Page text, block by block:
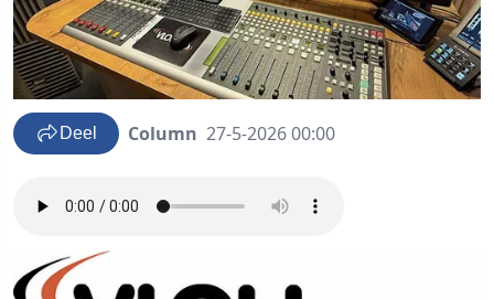
Deel Column 27-5-2026 00:00